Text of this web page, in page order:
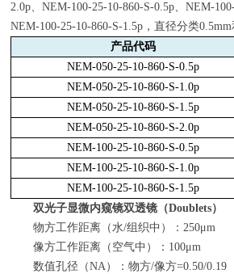
2.0p、NEM-100-25-10-860-S-0.5p、NEM-
NEM-100-25-10-860-S-1.5p ，直径分类0.5mm
产品代码
NEM-050-25-10-860-S-0.5p
NEM-050-25-10-860-S-1.0p
NEM-050-25-10-860-S-1.5p
NEM-050-25-10-860-S-2.0p
NEM-100-25-10-860-S-0.5p
NEM-100-25-10-860-S-1.0p
NEM-100-25-10-860-S-1.5p
双光子显微内窥镜双透镜（Doublets）
物方工作距离（水/组织中）：250μm
像方工作距离（空气中）： 100μm
数值孔径（NA）：物方/像方=0.50/0.19